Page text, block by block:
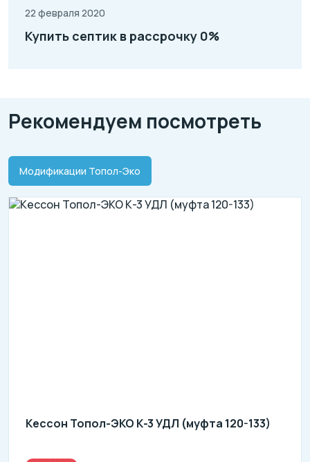
22 февраля 2020
Купить септик в рассрочку 0%
Рекомендуем посмотреть
Модификации Топол-Эко
Кессон Топол-ЭКО К-3 УДЛ (муфта 120-133)